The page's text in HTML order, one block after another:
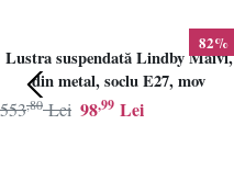
82%
Lustra suspendată Lindby Maivi,
din metal, soclu E27, mov
98,99 Lei
553,80 Lei